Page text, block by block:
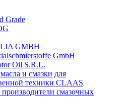
Grade
GMBH
GmbH
Oil S.R.L.
и смазки для
техники CLAAS
смазочных